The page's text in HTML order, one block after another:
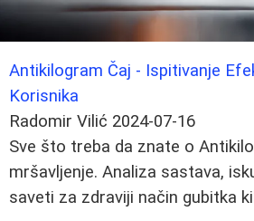
Antikilogram Čaj - Ispitivanje
Korisnika
Radomir Vilić 2024-07-16
Sve što treba da znate o
mršavljenje. Analiza sastava,
saveti za zdraviji način gubitka